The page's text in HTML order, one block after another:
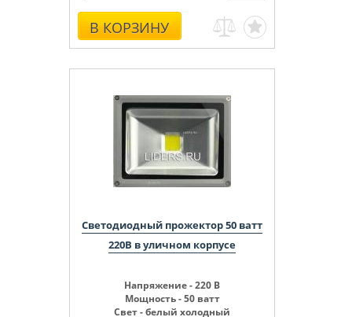
В КОРЗИНУ
Светодиодный прожектор 50 ватт
220В в уличном корпусе
Напряжение - 220 В
Мощность - 50 ватт
Свет - белый холодный